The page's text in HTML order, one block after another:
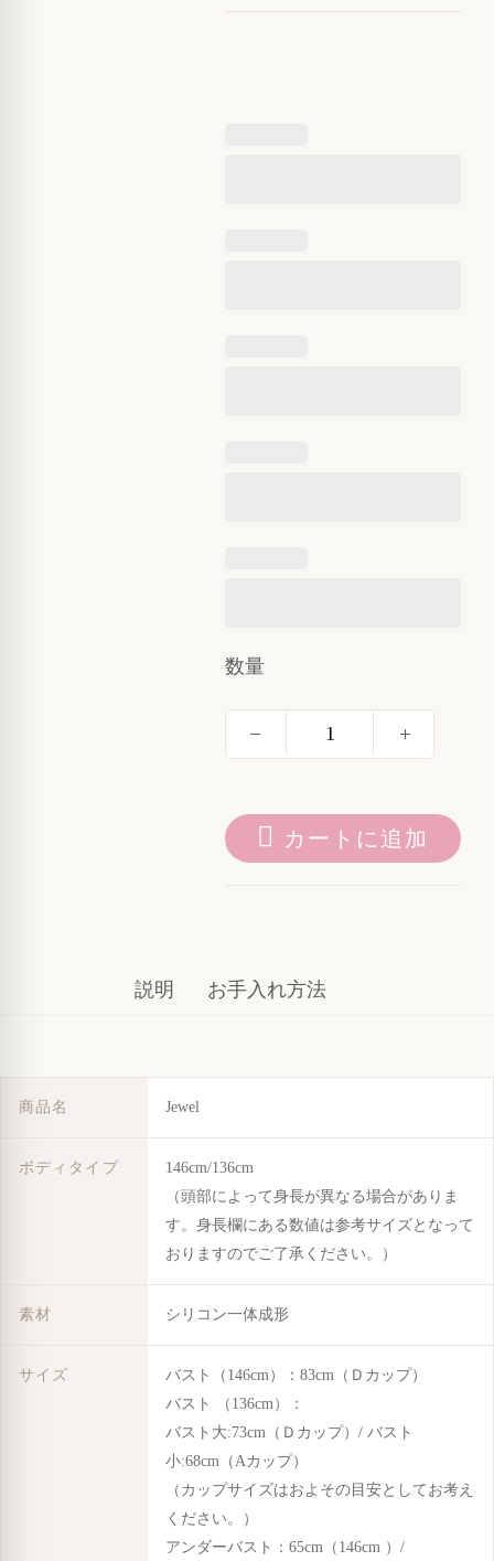
数量
カートに追加
説明 お手入れ方法
商品名 Jewel
ボディタイプ
146cm/136cm
（頭部によって身長が異なる場合がありま
す。身長欄にある数値は参考サイズとなって
おりますのでご了承ください。）
素材 シリコン一体成形
サイズ
バスト（146cm）：83cm（Ｄカップ）
バスト （136cm）：
バスト大:73cm（Ｄカップ）/ バスト
小:68cm（Aカップ）
（カップサイズはおよその目安としてお考え
ください。）
アンダーバスト：65cm（146cm ）/